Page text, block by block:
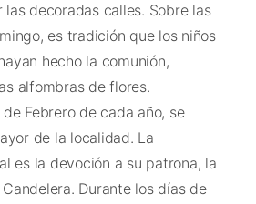
las decoradas calles. Sobre las
es tradición que los niños
hecho la comunión,
alfombras de flores.
de Febrero de cada año, se
de la localidad. La
es la devoción a su patrona, la
Durante los días de